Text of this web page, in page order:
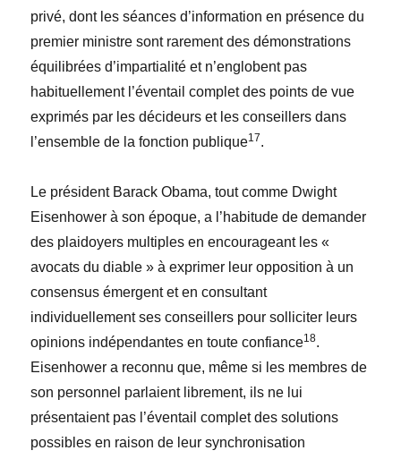
privé, dont les séances d’information en présence du
premier ministre sont rarement des démonstrations
équilibrées d’impartialité et n’englobent pas
habituellement l’éventail complet des points de vue
exprimés par les décideurs et les conseillers dans
l’ensemble de la fonction publique17.
Le président Barack Obama, tout comme Dwight
Eisenhower à son époque, a l’habitude de demander
des plaidoyers multiples en encourageant les «
avocats du diable » à exprimer leur opposition à un
consensus émergent et en consultant
individuellement ses conseillers pour solliciter leurs
opinions indépendantes en toute confiance18.
Eisenhower a reconnu que, même si les membres de
son personnel parlaient librement, ils ne lui
présentaient pas l’éventail complet des solutions
possibles en raison de leur synchronisation